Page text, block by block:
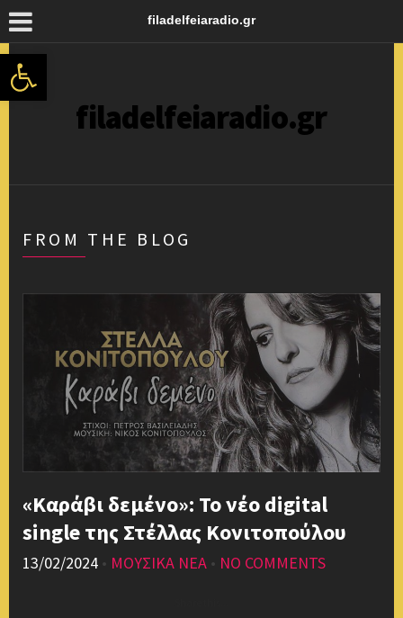
Ανοίξτε τη γραμμή εργαλείων
filadelfeiaradio.gr
filadelfeiaradio.gr
FROM THE BLOG
«Καράβι δεμένο»: Το νέο digital
single της Στέλλας Κονιτοπούλου
13/02/2024 • ΜΟΥΣΙΚΑ ΝΕΑ • NO COMMENTS